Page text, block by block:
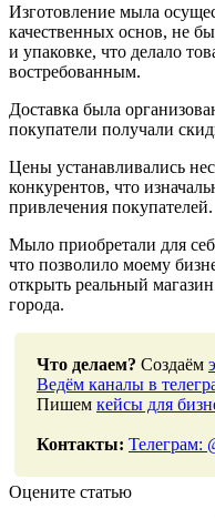
Изготовление мыла
качественных основ, не
и упаковке, что делало
востребованным.
Доставка была
покупатели получали
Цены устанавливались
конкурентов, что
привлечения покупателей.
Мыло приобретали для
что позволило моему
открыть реальный
города.
Что делаем? Создаём
Ведём каналы в
Пишем кейсы для
Контакты: Телеграм:
Оцените статью